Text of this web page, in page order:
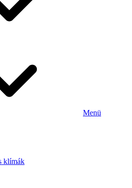
Menü
klímák